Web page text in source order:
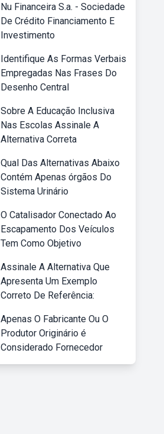
Nu Financeira S.a. - Sociedade
De Crédito Financiamento E
Investimento
Identifique As Formas Verbais
Empregadas Nas Frases Do
Desenho Central
Sobre A Educação Inclusiva
Nas Escolas Assinale A
Alternativa Correta
Qual Das Alternativas Abaixo
Contém Apenas órgãos Do
Sistema Urinário
O Catalisador Conectado Ao
Escapamento Dos Veículos
Tem Como Objetivo
Assinale A Alternativa Que
Apresenta Um Exemplo
Correto De Referência:
Apenas O Fabricante Ou O
Produtor Originário é
Considerado Fornecedor